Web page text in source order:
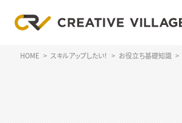
HOME スキルアップしたい！ お役立ち基礎知識